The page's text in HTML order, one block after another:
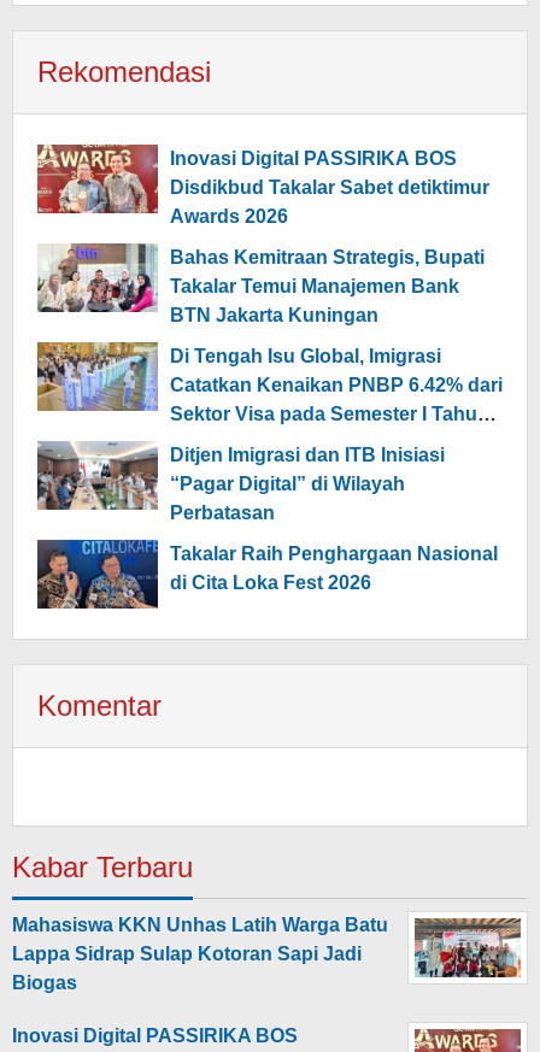
Rekomendasi
Inovasi Digital PASSIRIKA BOS
Disdikbud Takalar Sabet detiktimur
Awards 2026
Bahas Kemitraan Strategis, Bupati
Takalar Temui Manajemen Bank
BTN Jakarta Kuningan
Di Tengah Isu Global, Imigrasi
Catatkan Kenaikan PNBP 6.42% dari
Sektor Visa pada Semester I Tahun
2026
Ditjen Imigrasi dan ITB Inisiasi
“Pagar Digital” di Wilayah
Perbatasan
Takalar Raih Penghargaan Nasional
di Cita Loka Fest 2026
Komentar
Kabar Terbaru
Mahasiswa KKN Unhas Latih Warga Batu
Lappa Sidrap Sulap Kotoran Sapi Jadi
Biogas
Inovasi Digital PASSIRIKA BOS